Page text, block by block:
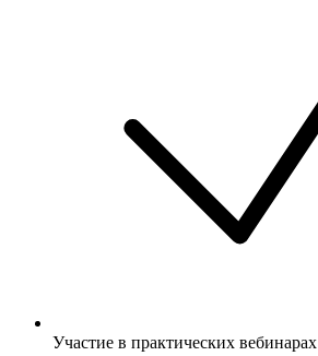
Участие в практических вебинарах